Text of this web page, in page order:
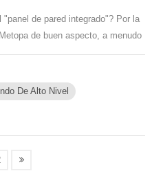
de pared integrado"? Por la
de buen aspecto, a menudo
clásico duradero. Espacio
de la vida. Reparación tanto
como no...
De Alto Nivel